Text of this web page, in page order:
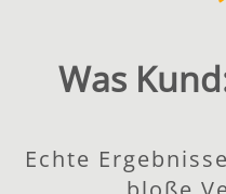
Was
Echte